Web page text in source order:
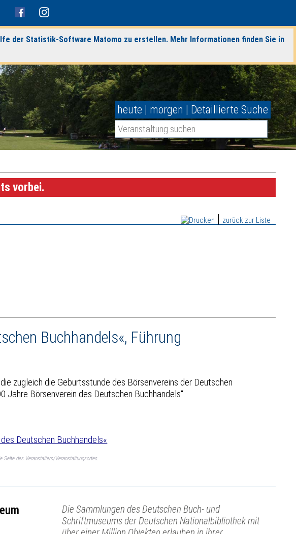
der Statistik-Software Matomo zu erstellen. Mehr Informationen finden Sie in
heute | morgen | Detaillierte Suche
vorbei.
zurück zur Liste
Buchhandels«, Führung
zugleich die Geburtsstunde des Börsenvereins der Deutschen
Jahre Börsenverein des Deutschen Buchhandels“.
Deutschen Buchhandels«
Seite des Veranstalters/Veranstaltungsortes.
Die Sammlungen des Deutschen Buch- und
Schriftmuseums der Deutschen Nationalbibliothek mit